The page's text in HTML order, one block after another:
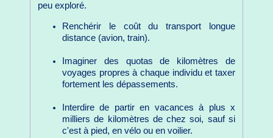
peu exploré.
Renchérir le coût du transport longue
distance (avion, train).
Imaginer des quotas de kilomètres de
voyages propres à chaque individu et taxer
fortement les dépassements.
Interdire de partir en vacances à plus x
milliers de kilomètres de chez soi, sauf si
c'est à pied, en vélo ou en voilier.